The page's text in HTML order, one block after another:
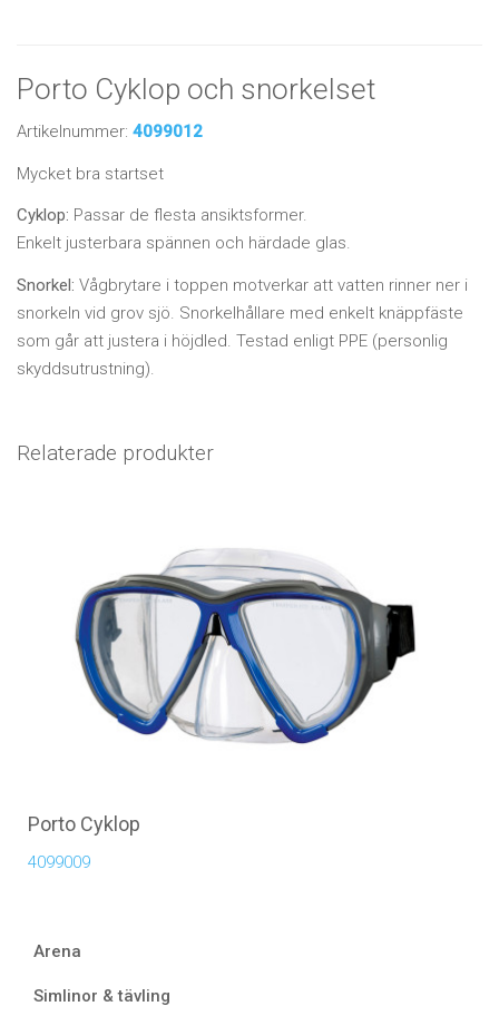
Porto Cyklop och snorkelset
Artikelnummer: 4099012
Mycket bra startset
Cyklop: Passar de flesta ansiktsformer.
Enkelt justerbara spännen och härdade glas.
Snorkel: Vågbrytare i toppen motverkar att vatten rinner ner i
snorkeln vid grov sjö. Snorkelhållare med enkelt knäppfäste
som går att justera i höjdled. Testad enligt PPE (personlig
skyddsutrustning).
Relaterade produkter
Porto Cyklop
4099009
Arena
Simlinor & tävling